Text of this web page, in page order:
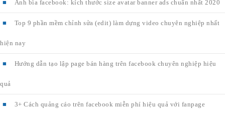
Ảnh bìa facebook: kích thước size avatar banner ads chuẩn nhất 2020
Top 9 phần mềm chỉnh sửa (edit) làm dựng video chuyên nghiệp nhất
hiện nay
Hướng dẫn tạo lập page bán hàng trên facebook chuyên nghiệp hiệu
quả
3+ Cách quảng cáo trên facebook miễn phí hiệu quả với fanpage